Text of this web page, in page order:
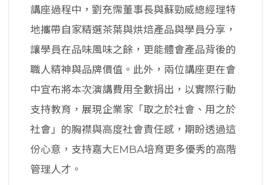
講座過程中，劉充霈董事長與蘇勁威總經理特
地攜帶自家精選茶葉與烘焙產品與學員分享，
讓學員在品味風味之餘，更能體會產品背後的
職人精神與品牌價值。此外，兩位講座更在會
中宣布將本次演講費用全數捐出，以實際行動
支持教育，展現企業家「取之於社會、用之於
社會」的胸襟與高度社會責任感，期盼透過這
份心意，支持嘉大EMBA培育更多優秀的高階
管理人才。